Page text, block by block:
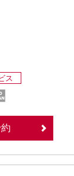
ス